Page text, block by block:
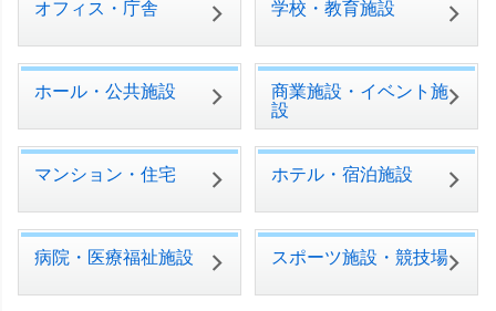
オフィス・庁舎 学校・教育施設
ホール・公共施設
商業施設・イベント施
設
マンション・住宅 ホテル・宿泊施設
病院・医療福祉施設 スポーツ施設・競技場